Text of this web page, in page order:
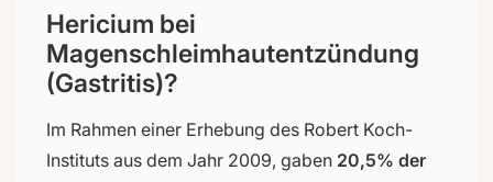
Hericium bei
Magenschleimhautentzündung
(Gastritis)?
Im Rahmen einer Erhebung des Robert Koch-
Instituts aus dem Jahr 2009, gaben 20,5% der